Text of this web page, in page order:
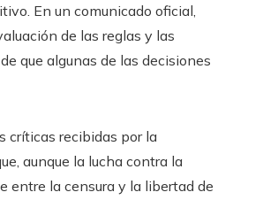
En un comunicado oficial,
de las reglas y las
que algunas de las decisiones
críticas recibidas por la
aunque la lucha contra la
entre la censura y la libertad de